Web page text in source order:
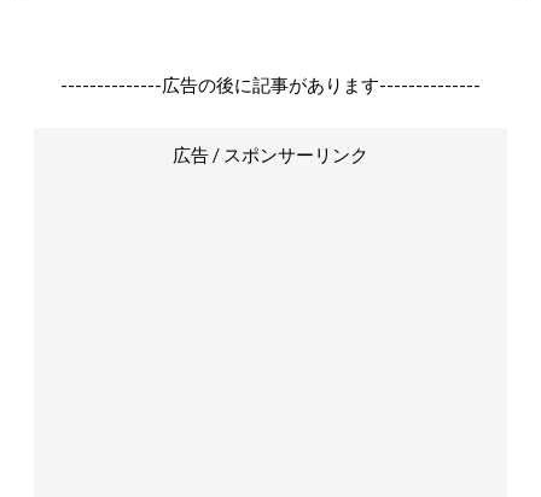
--------------広告の後に記事があります--------------
広告 / スポンサーリンク